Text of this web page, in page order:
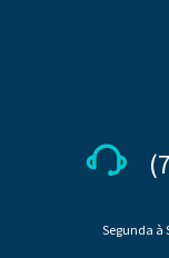
Segunda à